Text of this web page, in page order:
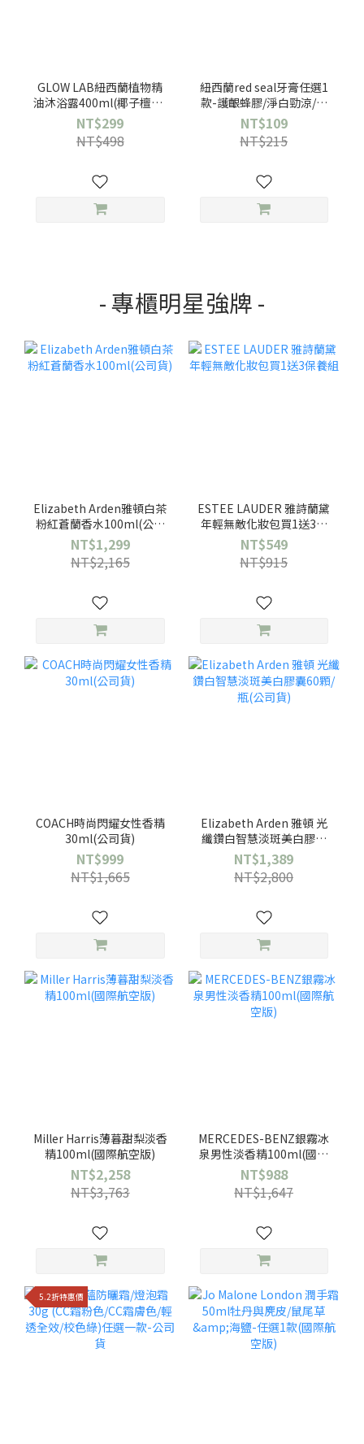
GLOW LAB紐西蘭植物精
油沐浴露400ml(椰子檀香/
佛手柑橘/黑莓月桂葉-任選
1入)
NT$299
NT$498
紐西蘭red seal牙膏任選1
款-護齦蜂膠/淨白勁涼/清
新草本/小蘇打亮白/無氟兒
童
NT$109
NT$215
- 專櫃明星強牌 -
Elizabeth Arden雅頓白茶
粉紅蒼蘭香水100ml(公司
貨)
NT$1,299
NT$2,165
ESTEE LAUDER 雅詩蘭黛
年輕無敵化妝包買1送3保
養組
NT$549
NT$915
COACH時尚閃耀女性香精
30ml(公司貨)
NT$999
NT$1,665
Elizabeth Arden 雅頓 光
纖鑽白智慧淡斑美白膠囊
60顆/瓶(公司貨)
NT$1,389
NT$2,800
Miller Harris薄暮甜梨淡香
精100ml(國際航空版)
NT$2,258
NT$3,763
MERCEDES-BENZ銀霧冰
泉男性淡香精100ml(國際
航空版)
NT$988
NT$1,647
5.2折特惠價